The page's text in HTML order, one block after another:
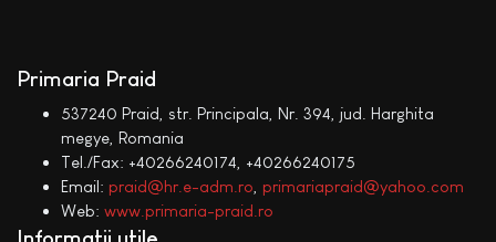
Primaria Praid
537240 Praid, str. Principala, Nr. 394, jud. Harghita
megye, Romania
Tel./Fax: +40266240174, +40266240175
Email: praid@hr.e-adm.ro primariapraid@yahoo.com
Web: www.primaria-praid.ro